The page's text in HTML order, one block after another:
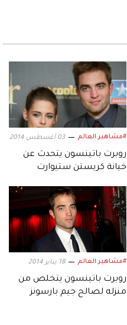
#مشاهير العالم 03 أغسطس 2014
روبرت باتينسون يتحدث عن
خيانة كريستن ستيوارت
#مشاهير العالم 18 يناير 2014
روبرت باتينسون يتخلص من
منزله لصالح جيم بارسونز